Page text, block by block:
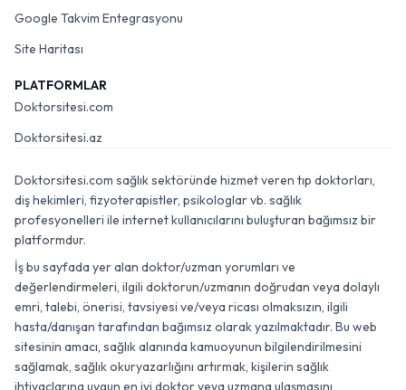
Google Takvim Entegrasyonu
Site Haritası
PLATFORMLAR
Doktorsitesi.com
Doktorsitesi.az
Doktorsitesi.com sağlık sektöründe hizmet veren tıp doktorları,
diş hekimleri, fizyoterapistler, psikologlar vb. sağlık
profesyonelleri ile internet kullanıcılarını buluşturan bağımsız bir
platformdur.
İş bu sayfada yer alan doktor/uzman yorumları ve
değerlendirmeleri, ilgili doktorun/uzmanın doğrudan veya dolaylı
emri, talebi, önerisi, tavsiyesi ve/veya ricası olmaksızın, ilgili
hasta/danışan tarafından bağımsız olarak yazılmaktadır. Bu web
sitesinin amacı, sağlık alanında kamuoyunun bilgilendirilmesini
sağlamak, sağlık okuryazarlığını artırmak, kişilerin sağlık
ihtiyaçlarına uygun en iyi doktor veya uzmana ulaşmasını